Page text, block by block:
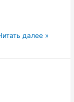
далее »